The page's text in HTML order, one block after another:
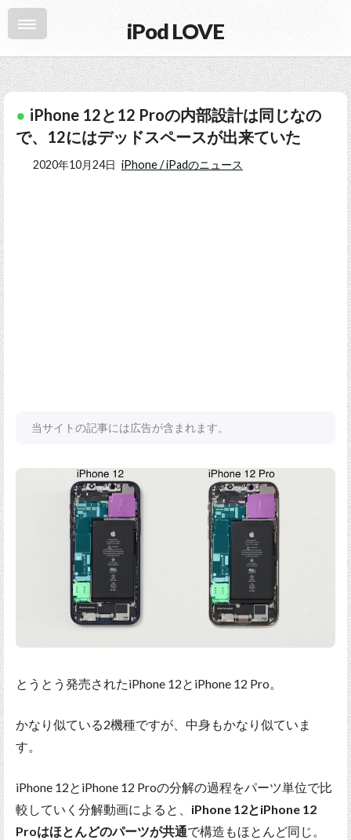
iPod LOVE
iPhone 12と12 Proの内部設計は同じなの
で、12にはデッドスペースが出来ていた
2020年10月24日 iPhone / iPadのニュース
当サイトの記事には広告が含まれます。
とうとう発売されたiPhone 12とiPhone 12 Pro。
かなり似ている2機種ですが、中身もかなり似ていま
す。
iPhone 12とiPhone 12 Proの分解の過程をパーツ単位で比
較していく分解動画によると、 iPhone 12とiPhone 12
Proはほとんどのパーツが共通で構造もほとんど同じ。